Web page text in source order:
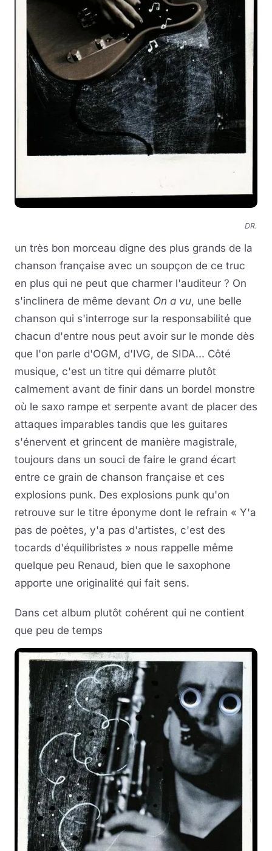
DR.
un très bon morceau digne des plus grands de la
chanson française avec un soupçon de ce truc
en plus qui ne peut que charmer l'auditeur ? On
s'inclinera de même devant On a vu, une belle
chanson qui s'interroge sur la responsabilité que
chacun d'entre nous peut avoir sur le monde dès
que l'on parle d'OGM, d'IVG, de SIDA... Côté
musique, c'est un titre qui démarre plutôt
calmement avant de finir dans un bordel monstre
où le saxo rampe et serpente avant de placer des
attaques imparables tandis que les guitares
s'énervent et grincent de manière magistrale,
toujours dans un souci de faire le grand écart
entre ce grain de chanson française et ces
explosions punk. Des explosions punk qu'on
retrouve sur le titre éponyme dont le refrain « Y'a
pas de poètes, y'a pas d'artistes, c'est des
tocards d'équilibristes » nous rappelle même
quelque peu Renaud, bien que le saxophone
apporte une originalité qui fait sens.
Dans cet album plutôt cohérent qui ne contient
que peu de temps